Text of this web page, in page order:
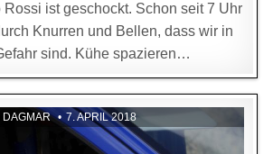
Rossi ist geschockt. Schon seit 7 Uhr
Knurren und Bellen, dass wir in
sind. Kühe spazieren…
DAGMAR 7. APRIL 2018